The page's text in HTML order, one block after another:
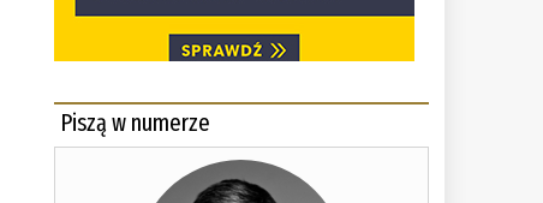
Piszą w numerze